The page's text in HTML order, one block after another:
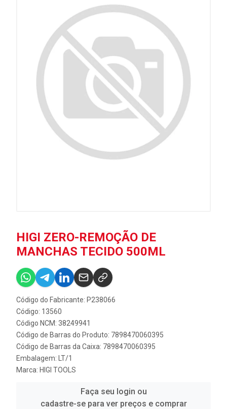
HIGI ZERO-REMOÇÃO DE
MANCHAS TECIDO 500ML
Código do Fabricante: P238066
Código: 13560
Código NCM: 38249941
Código de Barras do Produto: 7898470060395
Código de Barras da Caixa: 7898470060395
Embalagem: LT/1
Marca: HIGI TOOLS
Faça seu login ou
cadastre-se para ver preços e comprar